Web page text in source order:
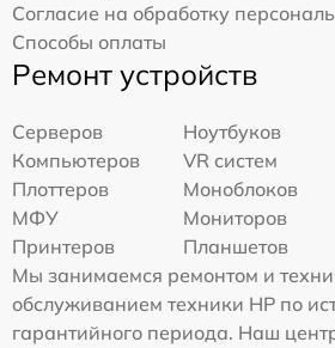
Согласие на обработку
Способы оплаты
Ремонт устройств
Серверов
Ноутбуков
Компьютеров
VR систем
Плоттеров
Моноблоков
МФУ
Мониторов
Принтеров
Планшетов
Мы занимаемся ремонтом и
обслуживанием техники HP по
гарантийного периода. Наш